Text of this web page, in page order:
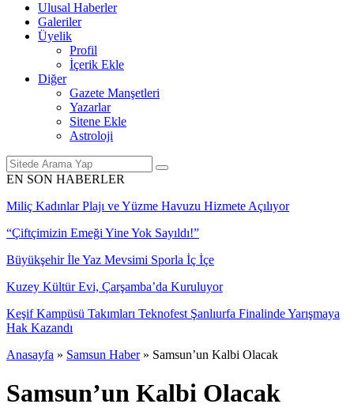
Ulusal Haberler
Galeriler
Üyelik
Profil
İçerik Ekle
Diğer
Gazete Manşetleri
Yazarlar
Sitene Ekle
Astroloji
EN SON HABERLER
Miliç Kadınlar Plajı ve Yüzme Havuzu Hizmete Açılıyor
“Çiftçimizin Emeği Yine Yok Sayıldı!”
Büyükşehir İle Yaz Mevsimi Sporla İç İçe
Kuzey Kültür Evi, Çarşamba’da Kuruluyor
Keşif Kampüsü Takımları Teknofest Şanlıurfa Finalinde Yarışmaya
Hak Kazandı
Anasayfa » Samsun Haber » Samsun’un Kalbi Olacak
Samsun’un Kalbi Olacak